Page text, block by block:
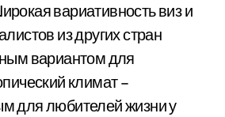
вариативность виз и
из других стран
вариантом для
климат –
для любителей жизни у